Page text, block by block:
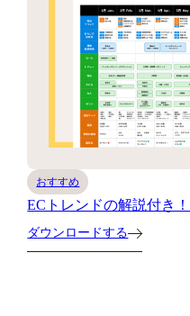
おすすめ
ECトレンドの解説付き
ダウンロードする